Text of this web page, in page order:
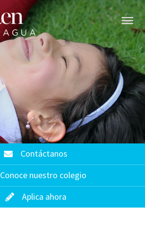
Contáctanos
Conoce nuestro colegio
Aplica ahora